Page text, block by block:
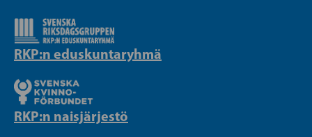
RKP:n eduskuntaryhmä
RKP:n naisjärjestö